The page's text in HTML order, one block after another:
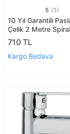
5 (3)
10 Yıl Garantili
Çelik 2 Metre
Başlığı Hortumu
710 TL
Kargo Bedava